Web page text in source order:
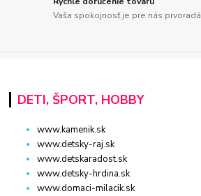
Vaša spokojnosť je pre nás prvoradá
DETI, ŠPORT, HOBBY
www.kamenik.sk
www.detsky-raj.sk
www.detskaradost.sk
www.detsky-hrdina.sk
www.domaci-milacik.sk